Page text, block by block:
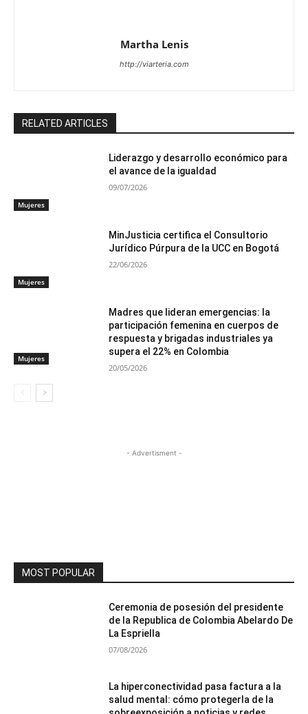
Martha Lenis
http://viarteria.com
RELATED ARTICLES
Mujeres
Liderazgo y desarrollo económico para
el avance de la igualdad
09/07/2026
Mujeres
MinJusticia certifica el Consultorio
Jurídico Púrpura de la UCC en Bogotá
22/06/2026
Mujeres
Madres que lideran emergencias: la
participación femenina en cuerpos de
respuesta y brigadas industriales ya
supera el 22% en Colombia
20/05/2026
- Advertisment -
MOST POPULAR
Ceremonia de posesión del presidente
de la Republica de Colombia Abelardo De
La Espriella
07/08/2026
La hiperconectividad pasa factura a la
salud mental: cómo protegerla de la